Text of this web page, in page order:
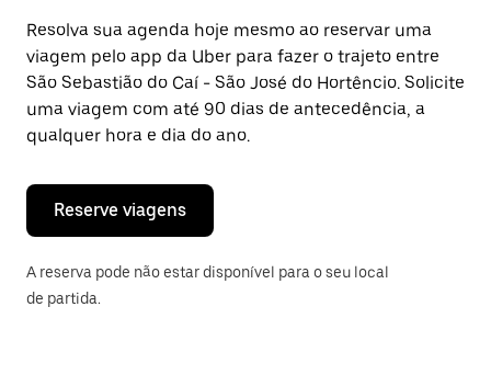
uma
data.
Pressione
a
tecla
“ESC”
para
o
calendário.
Resolva sua agenda hoje mesmo ao reservar uma
viagem pelo app da Uber para fazer o trajeto entre
São Sebastião do Caí - São José do Hortêncio. Solicite
uma viagem com até 90 dias de antecedência, a
qualquer hora e dia do ano.
Reserve viagens
A reserva pode não estar disponível para o seu local
de partida.